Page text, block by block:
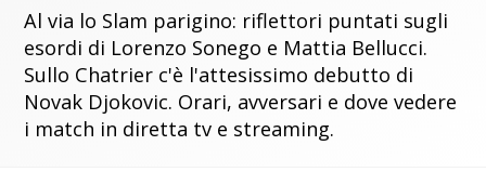
Al via lo Slam parigino: riflettori puntati sugli
esordi di Lorenzo Sonego e Mattia Bellucci.
Sullo Chatrier c'è l'attesissimo debutto di
Novak Djokovic. Orari, avversari e dove vedere
i match in diretta tv e streaming.